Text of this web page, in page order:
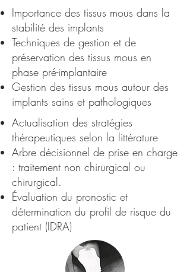
Importance des tissus mous dans la
stabilité des implants
Techniques de gestion et de
préservation des tissus mous en
phase pré-implantaire
Gestion des tissus mous autour des
implants sains et pathologiques
Actualisation des stratégies
thérapeutiques selon la littérature
Arbre décisionnel de prise en charge
: traitement non chirurgical ou
chirurgical.
Évaluation du pronostic et
détermination du profil de risque du
patient (IDRA)